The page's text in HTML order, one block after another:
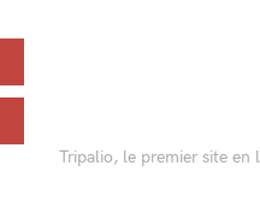
Tripalio, le premier site en